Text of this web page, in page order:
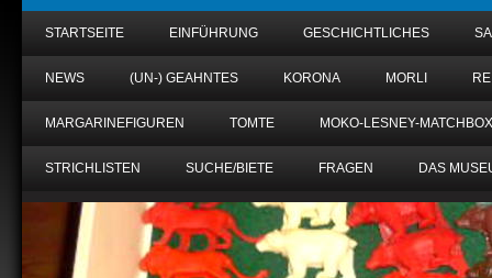
STARTSEITE EINFÜHRUNG GESCHICHTLICHES
NEWS (UN-) GEAHNTES KORONA MORLI
MARGARINEFIGUREN TOMTE MOKO-LESNEY-MATCHBOX
STRICHLISTEN SUCHE/BIETE FRAGEN DAS